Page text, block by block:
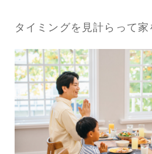
タイミングを見計らって家